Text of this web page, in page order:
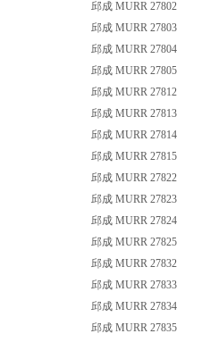
邱成 MURR 27802
邱成 MURR 27803
邱成 MURR 27804
邱成 MURR 27805
邱成 MURR 27812
邱成 MURR 27813
邱成 MURR 27814
邱成 MURR 27815
邱成 MURR 27822
邱成 MURR 27823
邱成 MURR 27824
邱成 MURR 27825
邱成 MURR 27832
邱成 MURR 27833
邱成 MURR 27834
邱成 MURR 27835